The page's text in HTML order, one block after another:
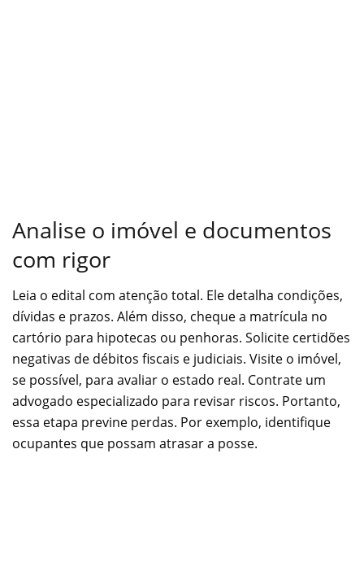
Analise o imóvel e documentos
com rigor
Leia o edital com atenção total. Ele detalha condições,
dívidas e prazos. Além disso, cheque a matrícula no
cartório para hipotecas ou penhoras. Solicite certidões
negativas de débitos fiscais e judiciais. Visite o imóvel,
se possível, para avaliar o estado real. Contrate um
advogado especializado para revisar riscos. Portanto,
essa etapa previne perdas. Por exemplo, identifique
ocupantes que possam atrasar a posse.